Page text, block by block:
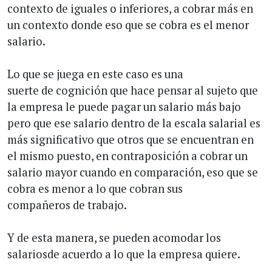
contexto de iguales o inferiores, a cobrar más en
un contexto donde eso que se cobra es el menor
salario.
Lo que se juega en este caso es una
suerte de cognición que hace pensar al sujeto que
la empresa le puede pagar un salario más bajo
pero que ese salario dentro de la escala salarial es
más significativo que otros que se encuentran en
el mismo puesto, en contraposición a cobrar un
salario mayor cuando en comparación, eso que se
cobra es menor a lo que cobran sus
compañeros de trabajo.
Y de esta manera, se pueden acomodar los
salariosde acuerdo a lo que la empresa quiere.